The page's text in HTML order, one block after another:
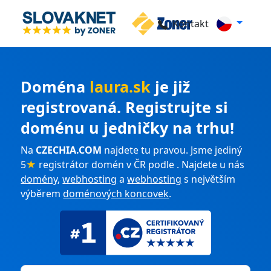
Kontakt
Doména laura.sk je již
registrovaná. Registrujte si
doménu u jedničky na trhu!
Na CZECHIA.COM najdete tu pravou. Jsme jediný
5★ registrátor domén v ČR podle . Najdete u nás
domény,webhosting awebhosting s největším
výběremdoménových koncovek.